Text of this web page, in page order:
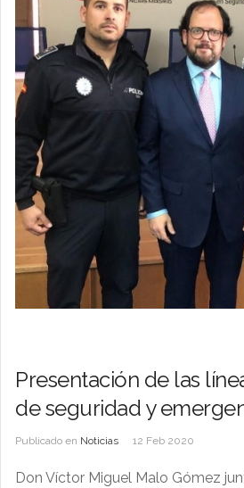
Presentación de las
de seguridad y
Publicado en Noticias 12 Feb 2020
Don Víctor Miguel Malo Gómez